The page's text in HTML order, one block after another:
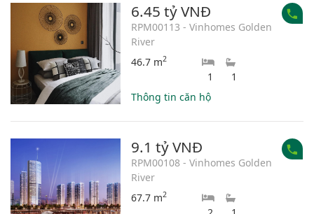
6.45 tỷ VNĐ
RPM00113 - Vinhomes Golden
River
46.7 m2
1
1
Thông tin căn hộ
9.1 tỷ VNĐ
RPM00108 - Vinhomes Golden
River
67.7 m2